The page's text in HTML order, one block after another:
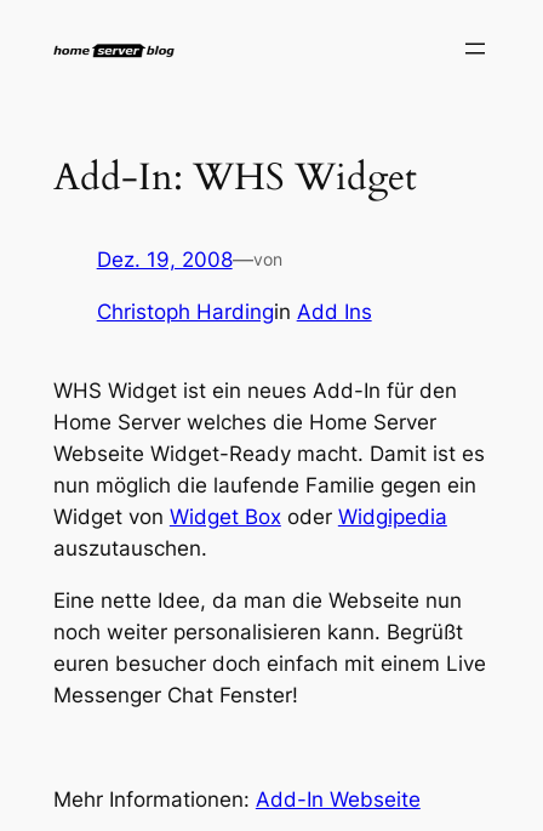
Inhalt
Add-In: WHS Widget
Dez. 19, 2008—von
Christoph Hardingin Add Ins
WHS Widget ist ein neues Add-In für den
Home Server welches die Home Server
Webseite Widget-Ready macht. Damit ist es
nun möglich die laufende Familie gegen ein
Widget von Widget Boxoder Widgipedia
auszutauschen.
Eine nette Idee, da man die Webseite nun
noch weiter personalisieren kann. Begrüßt
euren besucher doch einfach mit einem Live
Messenger Chat Fenster!
Mehr Informationen: Add-In Webseite